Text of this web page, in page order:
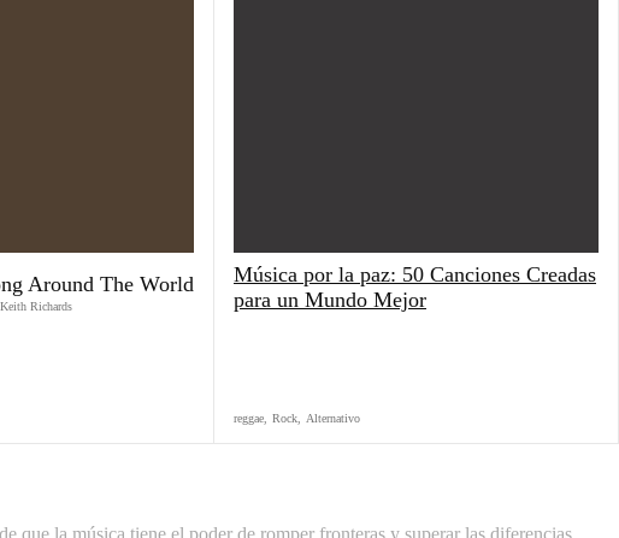
Around The World
Keith Richards
Música por la paz: 50 Canciones Creadas
para un Mundo Mejor
reggae Rock Alternativo
que la música tiene el poder de romper fronteras y superar las diferencias